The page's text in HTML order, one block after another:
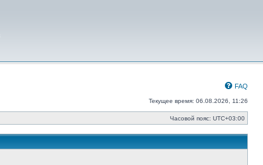
FAQ
Текущее время: 06.08.2026, 11:26
Часовой пояс: UTC+03:00